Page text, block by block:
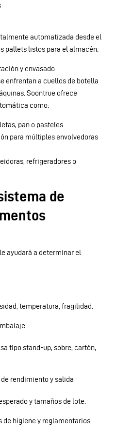
automatizada desde el
pallets listos para el almacén.
y envasado
enfrentan a cuellos de botella
Soontrue ofrece
como:
pan o pasteles.
para múltiples envolvedoras
refrigeradores o
de
ayudará a determinar el
temperatura, fragilidad.
tipo stand-up, sobre, cartón,
rendimiento y salida
y tamaños de lote.
de higiene y reglamentarios